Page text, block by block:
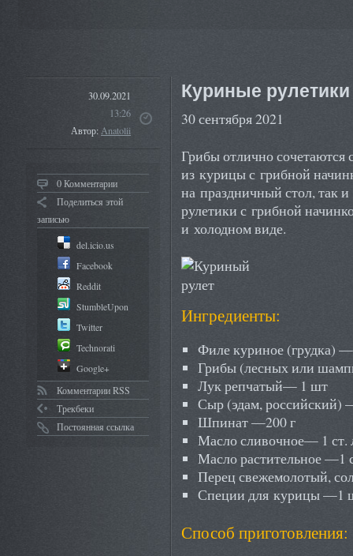
30.09.2021
13:26
Автор:Anatolii
0 Комментарии
Поделиться этой
записью
del.icio.us
Facebook
Reddit
StumbleUpon
Twitter
Technorati
Google+
Комментарии RSS
Трекбеки
Постоянная ссылка
Куриные
30 сентября 2021
Грибы отлично сочетаются
из курицы с грибной
на праздничный стол, так
рулетики с грибной
и холодном виде.
Ингредиенты:
Филе куриное (грудка)
Грибы (лесных или
Лук репчатый— 1 шт
Сыр (эдам, российский)
Шпинат —200 г
Масло сливочное— 1 ст.
Масло растительное —1
Перец свежемолотый,
Специи для курицы —1
Способ приготовления: